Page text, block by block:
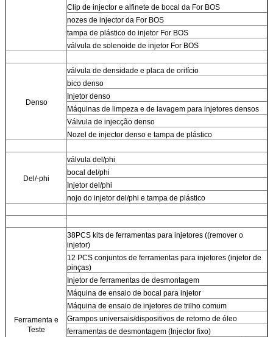
Clip de injector e alfinete de bocal da For BOS
nozes de injector da For BOS
tampa de plástico do injetor For BOS
válvula de solenoide de injetor For BOS
Denso
válvula de densidade e placa de orifício
bico denso
Injetor denso
Máquinas de limpeza e de lavagem para injetores densos
Válvula de injecção denso
Nozel de injector denso e tampa de plástico
Del/-phi
válvula del/phi
bocal del/phi
Injetor del/phi
nojo do injetor del/phi e tampa de plástico
Ferramenta e
Teste
38PCS kits de ferramentas para injetores ((remover o
injetor)
12 PCS conjuntos de ferramentas para injetores (injetor de
pinças)
Injetor de ferramentas de desmontagem
Máquina de ensaio de bocal para injetor
Máquina de ensaio de injetores de trilho comum
Grampos universais/dispositivos de retorno de óleo
ferramentas de desmontagem (Injector fixo)